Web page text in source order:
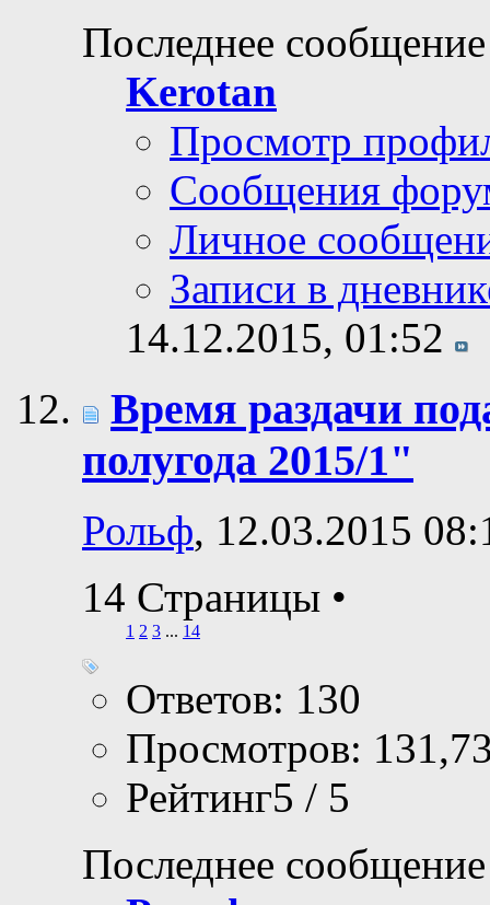
Последнее
Kerotan
Просмотр
Сообщения
Личное
Записи в
14.12.2015, 01:52
Время раздачи
полугода 2015/1"
Рольф, 12.03.2015
14 Страницы •
1 2 3 ... 14
Ответов: 130
Просмотров:
Рейтинг5 / 5
Последнее